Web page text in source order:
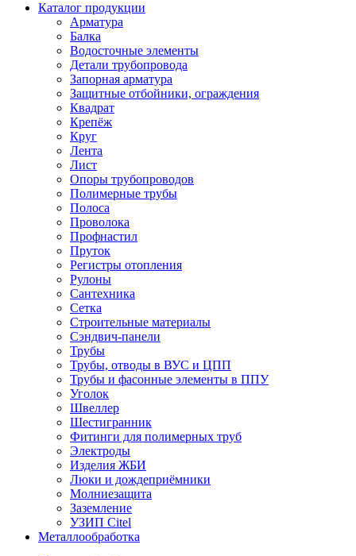
Каталог продукции
Арматура
Балка
Водосточные элементы
Детали трубопровода
Запорная арматура
Защитные отбойники, ограждения
Квадрат
Крепёж
Круг
Лента
Лист
Опоры трубопроводов
Полимерные трубы
Полоса
Проволока
Профнастил
Пруток
Регистры отопления
Рулоны
Сантехника
Сетка
Строительные материалы
Сэндвич-панели
Трубы
Трубы, отводы в ВУС и ЦПП
Трубы и фасонные элементы в ППУ
Уголок
Швеллер
Шестигранник
Фитинги для полимерных труб
Электроды
Изделия ЖБИ
Люки и дождеприёмники
Молниезащита
Заземление
УЗИП Citel
Металлообработка